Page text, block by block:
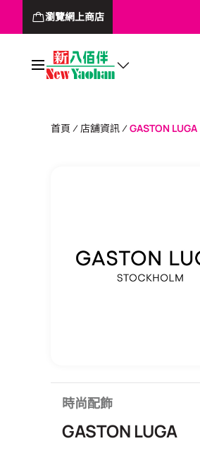
瀏覽網上商店
首頁 店舖資訊 GASTON LUGA
時尚配飾
GASTON LUGA